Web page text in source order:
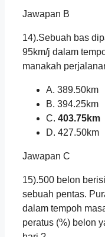
Jawapan B
14).Sebuah bas
95km/j dalam
manakah
A. 389.50km
B. 394.25km
C. 403.75km
D. 427.50km
Jawapan C
15).500 belon
sebuah pentas.
dalam tempoh
peratus (%) belon